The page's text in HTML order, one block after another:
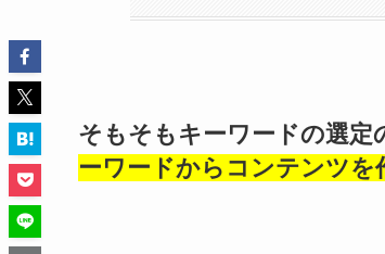
そもそもキーワードの選定
ーワードからコンテンツを